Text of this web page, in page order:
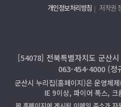
개인정보처리방침 저작권
[54078] 전북특별자치도 군산
063-454-4000 (정
군산시 누리집(홈페이지)은 운영체
IE 9이상, 파이어 폭스, 크
본 홈페이지에 게시된 이메일 주소가